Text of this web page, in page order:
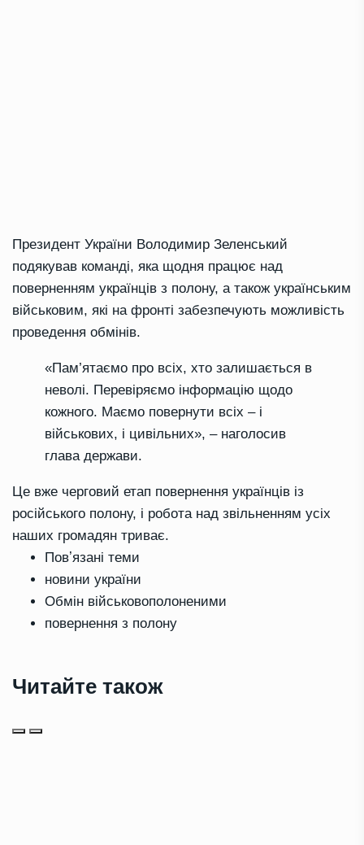
Президент України Володимир Зеленський
подякував команді, яка щодня працює над
поверненням українців з полону, а також українським
військовим, які на фронті забезпечують можливість
проведення обмінів.
«Пам’ятаємо про всіх, хто залишається в
неволі. Перевіряємо інформацію щодо
кожного. Маємо повернути всіх – і
військових, і цивільних», – наголосив
глава держави.
Це вже черговий етап повернення українців із
російського полону, і робота над звільненням усіх
наших громадян триває.
Повʼязані теми
новини україни
Обмін військовополоненими
повернення з полону
Читайте також